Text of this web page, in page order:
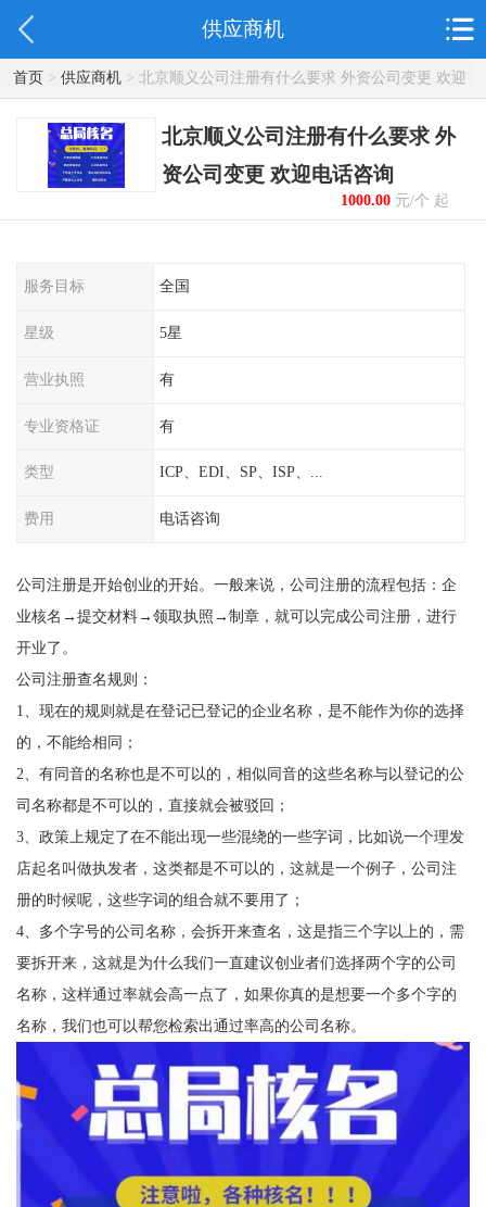
供应商机
首页> 供应商机> 北京顺义公司注册有什么要求 外资公司变更 欢迎
电话咨询
北京顺义公司注册有什么要求 外
资公司变更 欢迎电话咨询
1000.00元/个 起
服务目标 全国
星级 5星
营业执照 有
专业资格证 有
类型 ICP、EDI、SP、ISP、...
费用 电话咨询
公司注册是开始创业的开始。一般来说，公司注册的流程包括：企
业核名→提交材料→领取执照→制章，就可以完成公司注册，进行
开业了。
公司注册查名规则：
1、现在的规则就是在登记已登记的企业名称，是不能作为你的选择
的，不能给相同；
2、有同音的名称也是不可以的，相似同音的这些名称与以登记的公
司名称都是不可以的，直接就会被驳回；
3、政策上规定了在不能出现一些混绕的一些字词，比如说一个理发
店起名叫做执发者，这类都是不可以的，这就是一个例子，公司注
册的时候呢，这些字词的组合就不要用了；
4、多个字号的公司名称，会拆开来查名，这是指三个字以上的，需
要拆开来，这就是为什么我们一直建议创业者们选择两个字的公司
名称，这样通过率就会高一点了，如果你真的是想要一个多个字的
名称，我们也可以帮您检索出通过率高的公司名称。